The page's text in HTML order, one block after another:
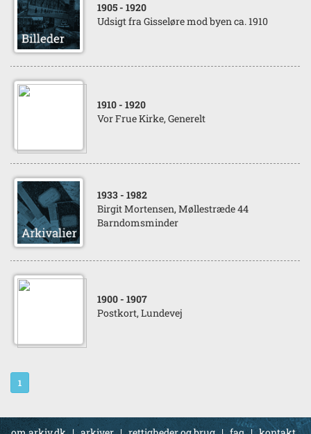
1905 - 1920
Udsigt fra Gisseløre mod byen ca. 1910
1910 - 1920
Vor Frue Kirke, Generelt
1933 - 1982
Birgit Mortensen, Møllestræde 44
Barndomsminder
1900 - 1907
Postkort, Lundevej
1